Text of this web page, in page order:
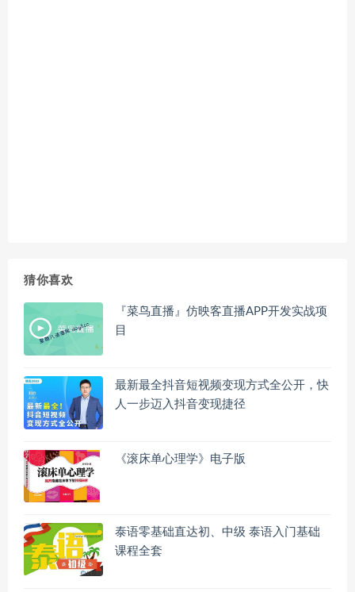
猜你喜欢
『菜鸟直播』仿映客直播APP开发实战项
目
最新最全抖音短视频变现方式全公开，快
人一步迈入抖音变现捷径
《滚床单心理学》电子版
泰语零基础直达初、中级 泰语入门基础
课程全套